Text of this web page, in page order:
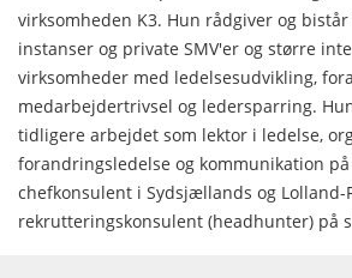
virksomheden K3. Hun rådgiver og
instanser og private SMV'er og større
virksomheder med ledelsesudvikling,
medarbejdertrivsel og ledersparring.
tidligere arbejdet som lektor i ledelse,
forandringsledelse og kommunikation
chefkonsulent i Sydsjællands og Lolland-
rekrutteringskonsulent (headhunter) på